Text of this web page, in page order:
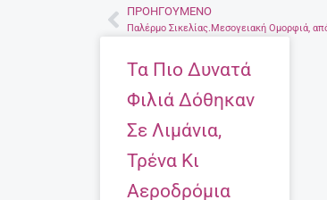
Prev
ΠΡΟΗΓΟΎΜΕΝΟ
Τα Πιο Δυνατά
Φιλιά Δόθηκαν
Σε Λιμάνια,
Τρένα Κι
Αεροδρόμια